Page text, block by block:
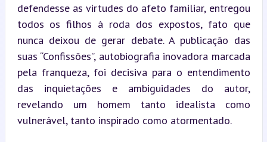
defendesse as virtudes do afeto familiar, entregou
todos os filhos à roda dos expostos, fato que
nunca deixou de gerar debate. A publicação das
suas “Confissões”, autobiografia inovadora marcada
pela franqueza, foi decisiva para o entendimento
das inquietações e ambiguidades do autor,
revelando um homem tanto idealista como
vulnerável, tanto inspirado como atormentado.